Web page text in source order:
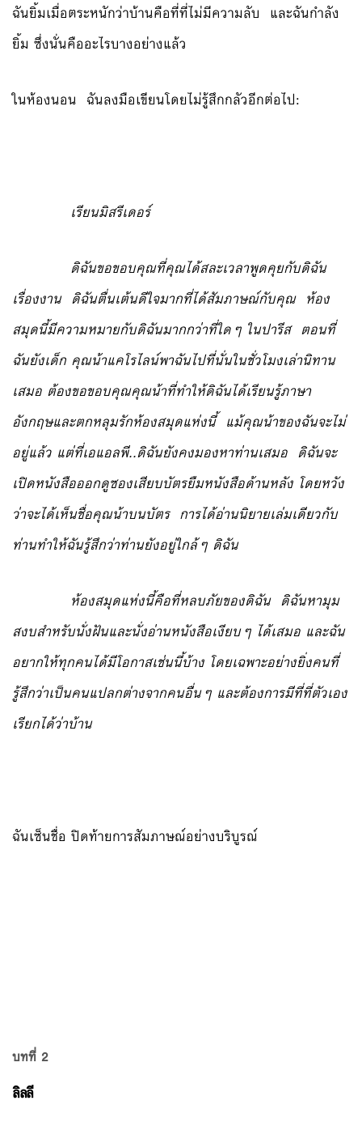
ฉันยิ้มเมื่อตระหนักว่าบ้านคือที่ที่ไม่มีความลับ และฉันกำลัง
ยิ้ม ซึ่งนั่นคืออะไรบางอย่างแล้ว
ในห้องนอน ฉันลงมือเขียนโดยไม่รู้สึกกลัวอีกต่อไป:
เรียนมิสรีเดอร์
ดิฉันขอขอบคุณที่คุณได้สละเวลาพูดคุยกับดิฉัน
เรื่องงาน ดิฉันตื่นเต้นดีใจมากที่ได้สัมภาษณ์กับคุณ ห้อง
สมุดนี้มีความหมายกับดิฉันมากกว่าที่ใดๆ ในปารีส ตอนที่
ฉันยังเด็ก คุณน้าแคโรไลน์พาฉันไปที่นั่นในชั่วโมงเล่านิทาน
เสมอ ต้องขอขอบคุณคุณน้าที่ทำให้ดิฉันได้เรียนรู้ภาษา
อังกฤษและตกหลุมรักห้องสมุดแห่งนี้ แม้คุณน้าของฉันจะไม่
อยู่แล้ว แต่ที่เอแอลพี..ดิฉันยังคงมองหาท่านเสมอ ดิฉันจะ
เปิดหนังสือออกดูซองเสียบบัตรยืมหนังสือด้านหลัง โดยหวัง
ว่าจะได้เห็นชื่อคุณน้าบนบัตร การได้อ่านนิยายเล่มเดียวกับ
ท่านทำให้ฉันรู้สึกว่าท่านยังอยู่ใกล้ๆ ดิฉัน
ห้องสมุดแห่งนี้คือที่หลบภัยของดิฉัน ดิฉันหามุม
สงบสำหรับนั่งฝันและนั่งอ่านหนังสือเงียบๆ ได้เสมอ และฉัน
อยากให้ทุกคนได้มีโอกาสเช่นนี้บ้าง โดยเฉพาะอย่างยิ่งคนที่
รู้สึกว่าเป็นคนแปลกต่างจากคนอื่นๆ และต้องการมีที่ที่ตัวเอง
เรียกได้ว่าบ้าน
ฉันเซ็นชื่อ ปิดท้ายการสัมภาษณ์อย่างบริบูรณ์
บทที่ 2
ลิลลี